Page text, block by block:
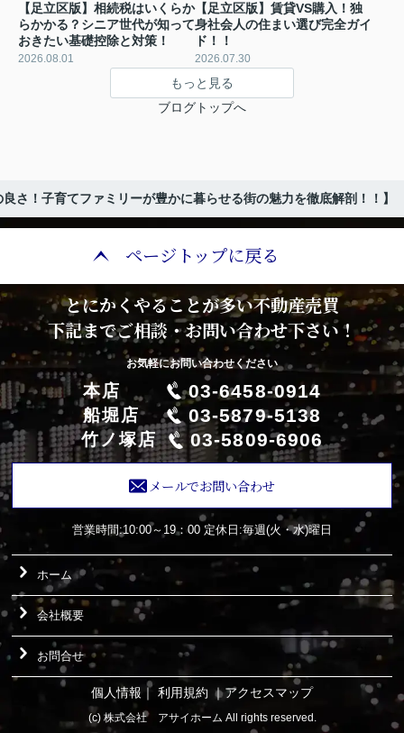
【足立区版】相続税はいくらか
らかかる？シニア世代が知って
おきたい基礎控除と対策！
2026.08.01
【足立区版】賃貸VS購入！独
身社会人の住まい選び完全ガイ
ド！！
2026.07.30
もっと見る
ブログトップへ
さ！子育てファミリーが豊かに暮らせる街の魅力を徹底解剖！！】
ページトップに戻る
とにかくやることが多い不動産売買
下記までご相談・お問い合わせ下さい！
お気軽にお問い合わせください
本店 03-6458-0914
船堀店 03-5879-5138
竹ノ塚店 03-5809-6906
メールでお問い合わせ
営業時間:10:00～19：00 定休日:毎週(火・水)曜日
ホーム
会社概要
お問合せ
個人情報 ｜ 利用規約 ｜アクセスマップ
(c) 株式会社 アサイホーム All rights reserved.